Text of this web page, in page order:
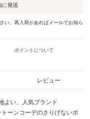
に発送
い。再入荷があればメールでお知ら
ポイントについて
レビュー
よい、人気ブランド
トーンコーデのさりげないポ